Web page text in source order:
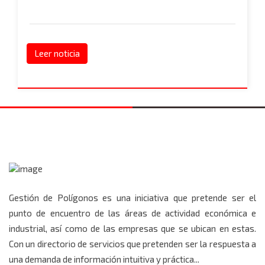
Leer noticia
Gestión de Polígonos es una iniciativa que pretende ser el
punto de encuentro de las áreas de actividad económica e
industrial, así como de las empresas que se ubican en estas.
Con un directorio de servicios que pretenden ser la respuesta a
una demanda de información intuitiva y práctica...